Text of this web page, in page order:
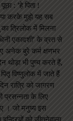
: ‘हे पिता !
करके मुझे यह सब
का त्रिलोक में मिलना
एकादशी’ के व्रत से
अनेक बुरे कर्म क्षणभर
थोड़ा भी पुण्य करते हैं,
विष्णुलोक में जाते हैं
रात्रि को जागरण
प्रसन्नता के लिए
। जो मनुष्य इस